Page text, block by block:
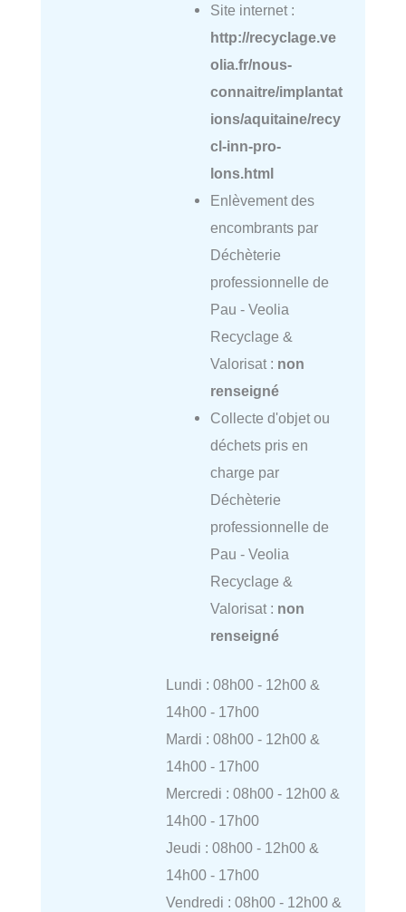
Site internet :
http://recyclage.ve
olia.fr/nous-
connaitre/implantat
ions/aquitaine/recy
cl-inn-pro-
lons.html
Enlèvement des
encombrants par
Déchèterie
professionnelle de
Pau - Veolia
Recyclage &
Valorisat : non
renseigné
Collecte d'objet ou
déchets pris en
charge par
Déchèterie
professionnelle de
Pau - Veolia
Recyclage &
Valorisat : non
renseigné
Lundi : 08h00 - 12h00 &
14h00 - 17h00
Mardi : 08h00 - 12h00 &
14h00 - 17h00
Mercredi : 08h00 - 12h00 &
14h00 - 17h00
Jeudi : 08h00 - 12h00 &
14h00 - 17h00
Vendredi : 08h00 - 12h00 &